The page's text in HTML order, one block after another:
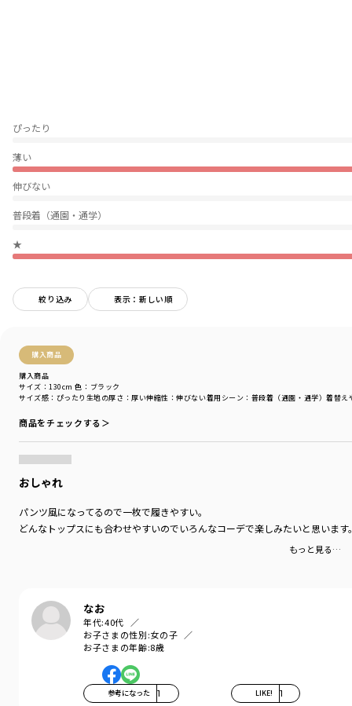
ぴったり
薄い
伸びない
普段着（通園・通学）
★
絞り込み 表示：新しい順
購入商品
購入商品
サイズ感 ：ぴったり 生地の厚さ ：厚い伸縮性 ：伸びない着用シーン ：普段着（通園・通学）着替え
サイズ：130cm 色：ブラック
商品をチェックする＞
おしゃれ
パンツ風になってるので一枚で履きやすい。
どんなトップスにも合わせやすいのでいろんなコーデで楽しみたいと思います
もっと見る…
なお
年代:40代
お子さまの性別:女の子
お子さまの年齢:8歳
参考になった 1 LIKE! 1
そんな思いを込めてブランシェスから
-----
透け感：なし
ポケット：なし
＃drc＃おとこのこ＃おんなのこ＃ボーイズ＃ガールズ
＃プチプラ＃プチプラ子供服＃子供服通販
＃お揃い＃お揃いコーデ
＃100cm＃110cm＃120cm＃130cm＃140cm＃150cm
着用イメージ/カラー：ブルー
モデル：身長107.5cm 体重16.5kg
ブランド ／DRC branshes
シーズン
カラー
商品番号
／16-6131-008